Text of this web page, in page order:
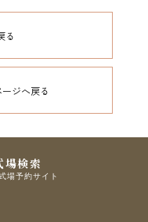
る
ジへ戻る
検索
場予約サイト